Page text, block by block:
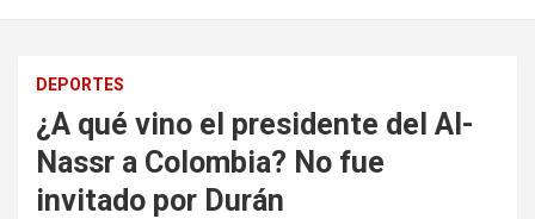
DEPORTES
¿A qué vino el presidente del Al-
Nassr a Colombia? No fue
invitado por Durán